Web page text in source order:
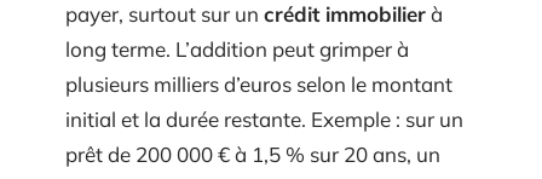
payer, surtout sur un crédit immobilierà
long terme. L’addition peut grimper à
plusieurs milliers d’euros selon le montant
initial et la durée restante. Exemple : sur un
prêt de 200 000 € à 1,5 % sur 20 ans, un